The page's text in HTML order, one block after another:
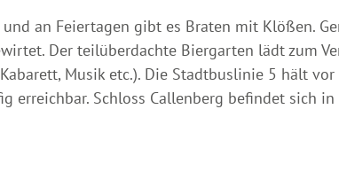
an Feiertagen gibt es Braten mit Klößen.
Der teilüberdachte Biergarten lädt zum
Musik etc.). Die Stadtbuslinie 5 hält vor
erreichbar. Schloss Callenberg befindet sich in